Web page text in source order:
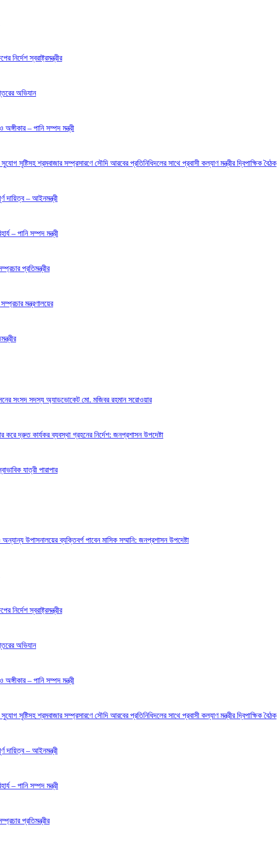
নির্দেশ স্বরাষ্ট্রমন্ত্রীর
অভিযান
– পানি সম্পদ মন্ত্রী
সৃষ্টিসহ শ্রমবাজার সম্প্রসারণে সৌদি আরবের প্রতিনিধিদলের সাথে প্রবাসী কল্যাণ মন্ত্রীর দ্বিপাক্ষিক বৈঠক
দায়িত্ব – আইনমন্ত্রী
– পানি সম্পদ মন্ত্রী
প্রতিমন্ত্রীর
মন্ত্রণালয়ের
সংসদ সদস্য অ্যাডভোকেট মো. মজিবর রহমান সরোওয়ার
করে দ্রুত কার্যকর ব্যবস্থা গ্রহনের নির্দেশ: জনপ্রশাসন উপদেষ্টা
যাত্রী পারাপার
উপাসনালয়ের ব্যক্তিবর্গ পাবেন মাসিক সম্মানি: জনপ্রশাসন উপদেষ্টা
নির্দেশ স্বরাষ্ট্রমন্ত্রীর
অভিযান
– পানি সম্পদ মন্ত্রী
সৃষ্টিসহ শ্রমবাজার সম্প্রসারণে সৌদি আরবের প্রতিনিধিদলের সাথে প্রবাসী কল্যাণ মন্ত্রীর দ্বিপাক্ষিক বৈঠক
দায়িত্ব – আইনমন্ত্রী
– পানি সম্পদ মন্ত্রী
প্রতিমন্ত্রীর